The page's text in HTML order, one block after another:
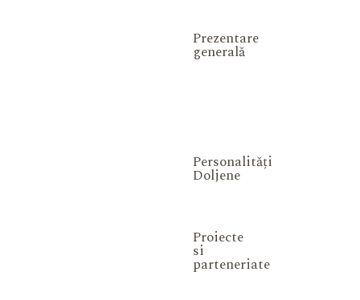
Prezentare
generală
Personalități
Doljene
Proiecte
si
parteneriate